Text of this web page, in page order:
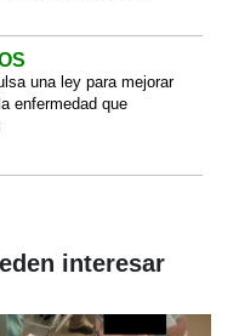
una ley para mejorar
enfermedad que
interesar